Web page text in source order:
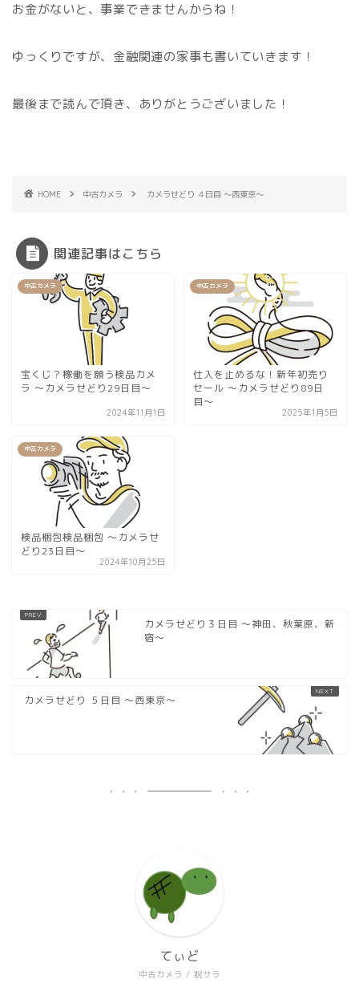
お金がないと、事業できませんからね！
ゆっくりですが、金融関連の家事も書いていきます！
最後まで読んで頂き、ありがとうございました！
HOME 中古カメラ カメラせどり ４日目 〜西東京〜
関連記事はこちら
中古カメラ
宝くじ？稼働を願う検品カメ
ラ 〜カメラせどり29日目〜
2024年11月1日
中古カメラ
仕入を止めるな！新年初売り
セール 〜カメラせどり89日
目〜
2025年1月5日
中古カメラ
検品梱包検品梱包 〜カメラせ
どり23日目〜
2024年10月25日
カメラせどり３日目 〜神田、秋葉原、新
宿〜
カメラせどり ５日目 〜西東京〜
中古カメラ / 脱サラ
てぃど